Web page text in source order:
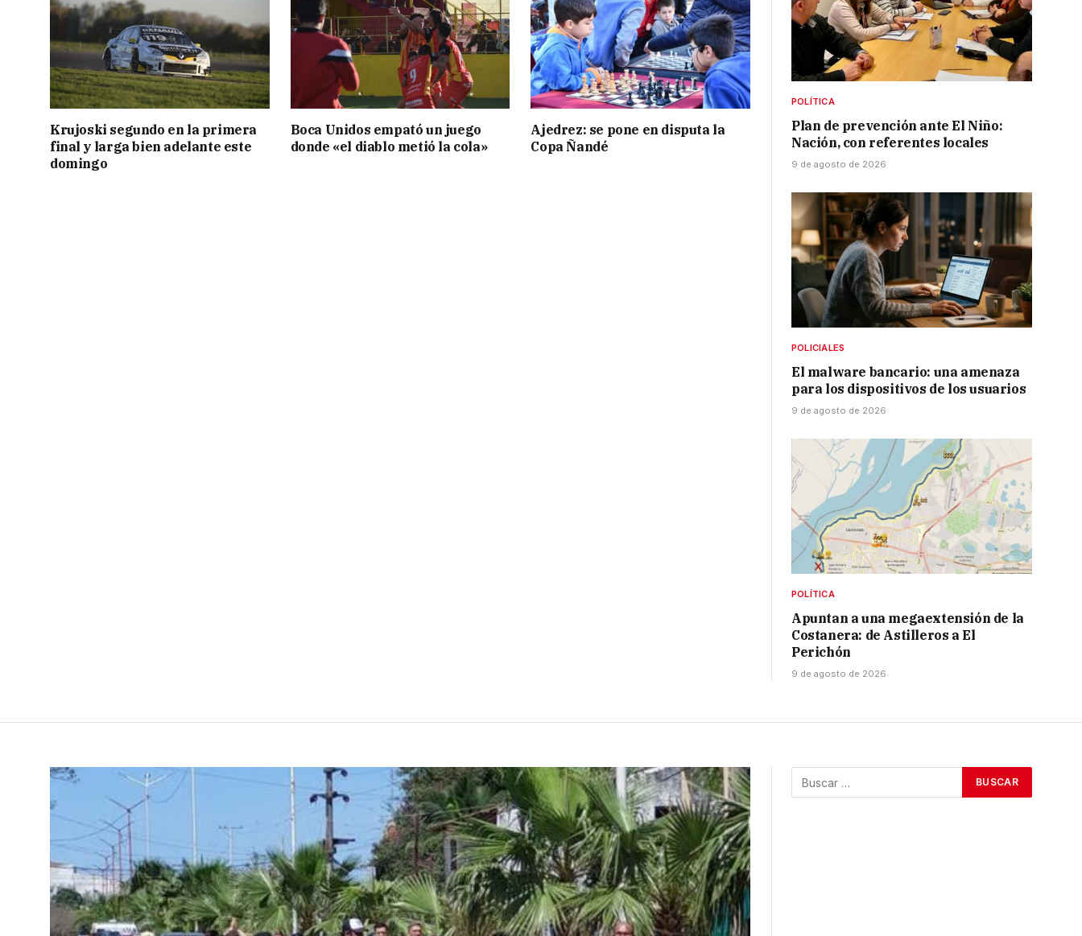
Krujoski segundo en la primera
final y larga bien adelante este
domingo
Boca Unidos empató un juego
donde «el diablo metió la cola»
Ajedrez: se pone en disputa la
Copa Ñandé
POLÍTICA
Plan de prevención ante El Niño:
Nación, con referentes locales
9 de agosto de 2026
POLICIALES
El malware bancario: una amenaza
para los dispositivos de los usuarios
9 de agosto de 2026
POLÍTICA
Apuntan a una megaextensión de la
Costanera: de Astilleros a El
Perichón
9 de agosto de 2026